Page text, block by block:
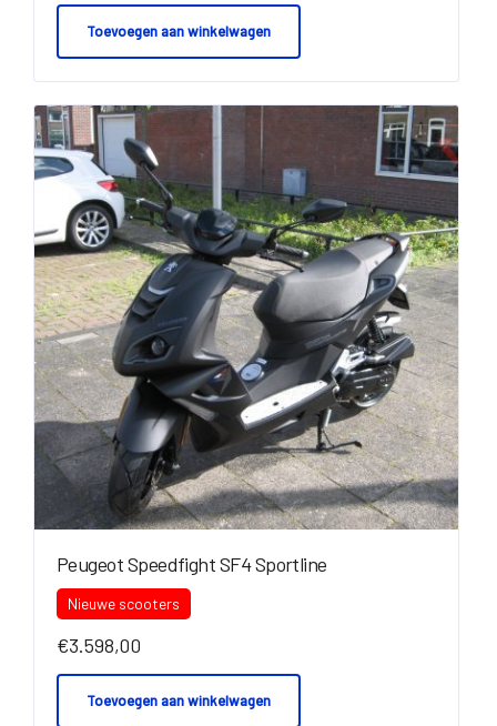
Toevoegen aan winkelwagen
Peugeot Speedfight SF4 Sportline
Nieuwe scooters
€3.598,00
Toevoegen aan winkelwagen